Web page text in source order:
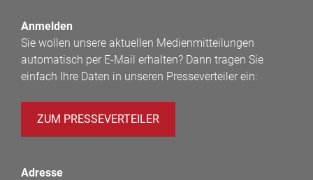
Anmelden
Sie wollen unsere aktuellen Medienmitteilungen
automatisch per E-Mail erhalten? Dann tragen Sie
einfach Ihre Daten in unseren Presseverteiler ein:
ZUM PRESSEVERTEILER
Adresse